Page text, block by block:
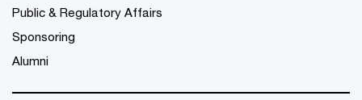
Public & Regulatory Affairs
Sponsoring
Alumni